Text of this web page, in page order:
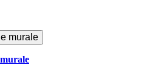
murale